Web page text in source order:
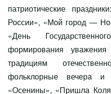
патриотические
России», «Мой город —
«День
формирования
традициям
фольклорные вечера
«Осенины», «Пришла